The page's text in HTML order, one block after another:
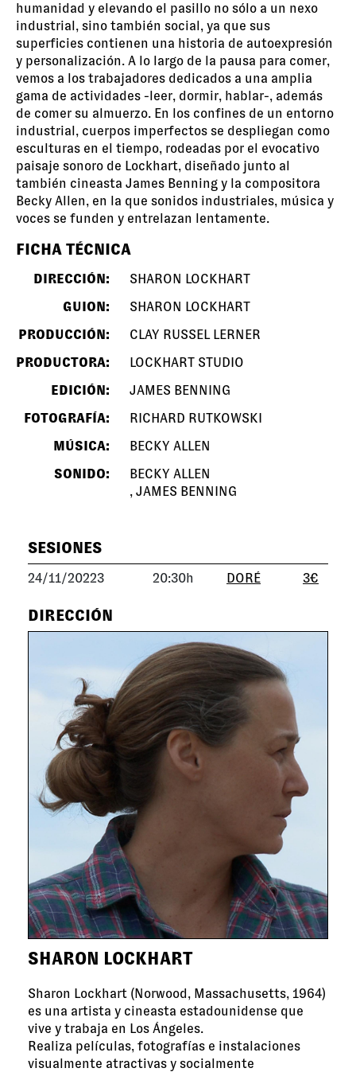
humanidad y elevando el pasillo no sólo a un nexo
industrial, sino también social, ya que sus
superficies contienen una historia de autoexpresión
y personalización. A lo largo de la pausa para comer,
vemos a los trabajadores dedicados a una amplia
gama de actividades -leer, dormir, hablar-, además
de comer su almuerzo. En los confines de un entorno
industrial, cuerpos imperfectos se despliegan como
esculturas en el tiempo, rodeadas por el evocativo
paisaje sonoro de Lockhart, diseñado junto al
también cineasta James Benning y la compositora
Becky Allen, en la que sonidos industriales, música y
voces se funden y entrelazan lentamente.
FICHA TÉCNICA
DIRECCIÓN:
SHARON LOCKHART
GUION:
SHARON LOCKHART
PRODUCCIÓN:
CLAY RUSSEL LERNER
PRODUCTORA:
LOCKHART STUDIO
EDICIÓN:
JAMES BENNING
FOTOGRAFÍA:
RICHARD RUTKOWSKI
MÚSICA:
BECKY ALLEN
SONIDO:
BECKY ALLEN
JAMES BENNING
SESIONES
24/11/20223 20:30h DORÉ 3€
DIRECCIÓN
SHARON LOCKHART
Sharon Lockhart (Norwood, Massachusetts, 1964)
es una artista y cineasta estadounidense que
vive y trabaja en Los Ángeles.
Realiza películas, fotografías e instalaciones
visualmente atractivas y socialmente